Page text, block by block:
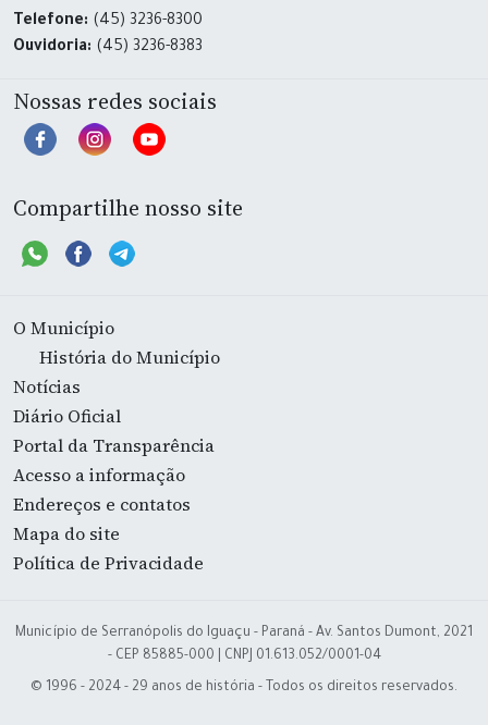
Telefone: (45) 3236-8300
Ouvidoria: (45) 3236-8383
Nossas redes sociais
Compartilhe nosso site
O Município
História do Município
Notícias
Diário Oficial
Portal da Transparência
Acesso a informação
Endereços e contatos
Mapa do site
Política de Privacidade
Município de Serranópolis do Iguaçu - Paraná - Av. Santos Dumont, 2021
- CEP 85885-000 | CNPJ 01.613.052/0001-04
© 1996 - 2024 - 29 anos de história - Todos os direitos reservados.